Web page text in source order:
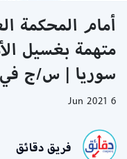
أمام المحكمة
متهمة بغسيل
سوريا | س/ج في
6 Jun 2021
فريق دقائق